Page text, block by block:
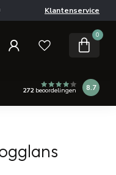
Klantenservice
0
272beoordelingen 8.7